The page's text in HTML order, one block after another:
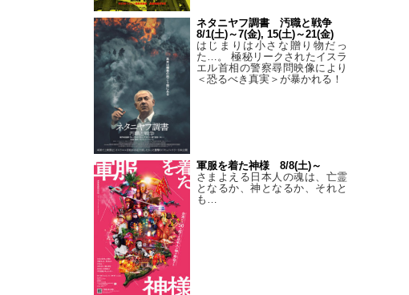
ネタニヤフ調書 汚職と戦争
8/1(土)～7(金), 15(土)～21(金)
はじまりは小さな贈り物だっ
た…。 極秘リークされたイスラ
エル首相の警察尋問映像により
＜恐るべき真実＞が暴かれる！
軍服を着た神様 8/8(土)～
さまよえる日本人の魂は、亡霊
となるか、神となるか、それと
も…